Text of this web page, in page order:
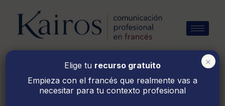
Elige tu recurso gratuito
Empieza con el francés que realmente vas a
necesitar para tu contexto profesional
×